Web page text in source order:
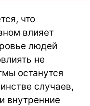
что
влияет
людей
не
останутся
случаев,
внутренние